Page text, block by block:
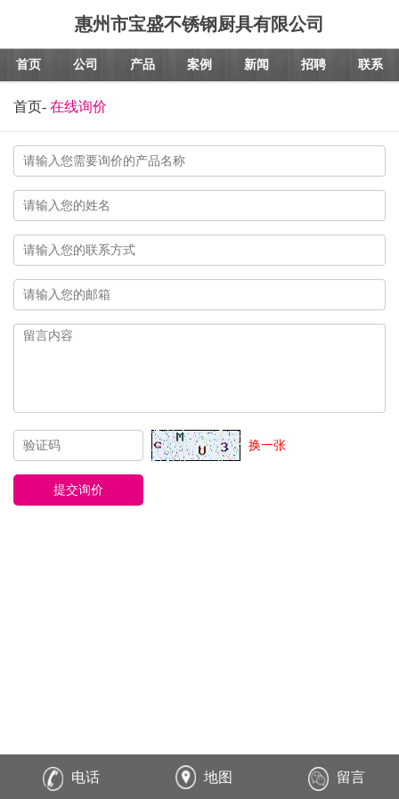
惠州市宝盛不锈钢厨具有限公司
首页 公司 产品 案例 新闻 招聘 联系
首页- 在线询价
换一张
电话 地图 留言